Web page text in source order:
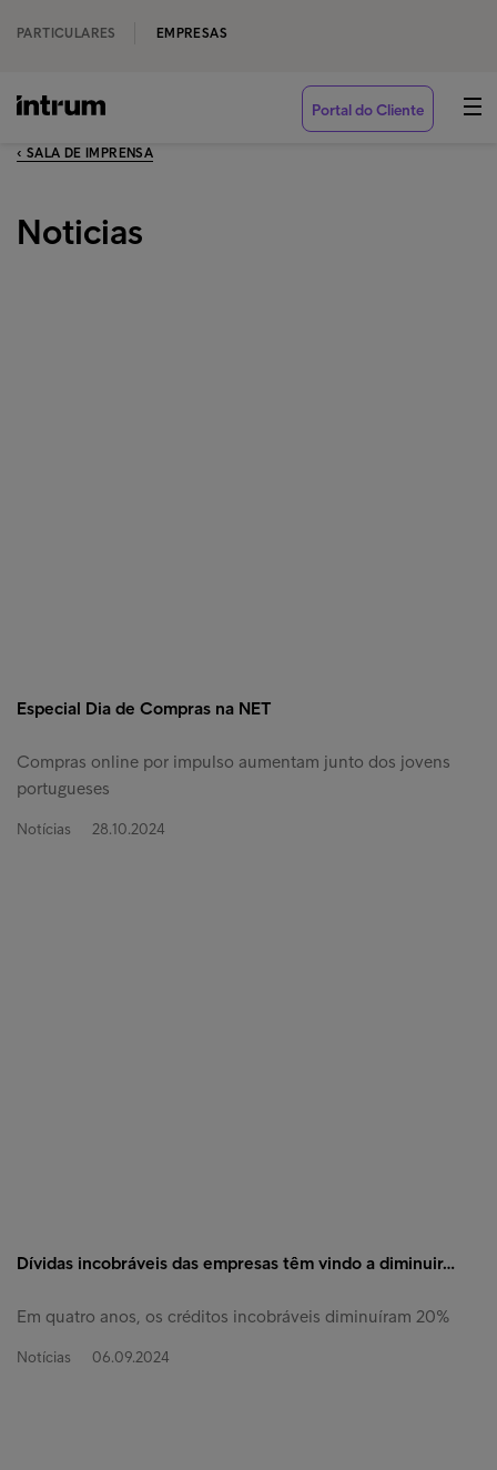
PARTICULARES EMPRESAS
Portal do Cliente
‹ SALA DE IMPRENSA
Noticias
Especial Dia de Compras na NET
Compras online por impulso aumentam junto dos jovens
portugueses
Notícias 28.10.2024
Dívidas incobráveis das empresas têm vindo a diminuir…
Em quatro anos, os créditos incobráveis diminuíram 20%
Notícias 06.09.2024